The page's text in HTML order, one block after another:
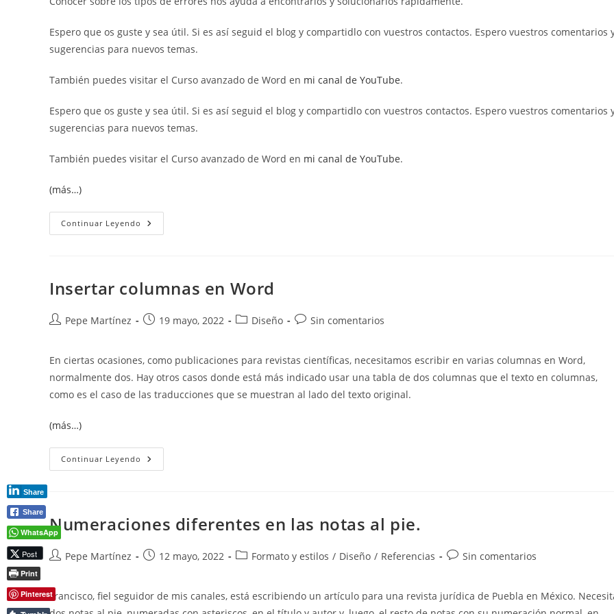
Espero que os guste y sea útil. Si es así seguid el blog y compartidlo con vuestros contactos. Espero vuestros comentarios
sugerencias para nuevos temas.
También puedes visitar el Curso avanzado de Word en mi canal de YouTube.
Espero que os guste y sea útil. Si es así seguid el blog y compartidlo con vuestros contactos. Espero vuestros comentarios
sugerencias para nuevos temas.
También puedes visitar el Curso avanzado de Word en mi canal de YouTube.
(más…)
Continuar Leyendo Tipos
De
Insertar columnas en Word
Autor
entrada:
Pepe Martínez
Publicación
entrada:
19 mayo, 2022
Categoría
entrada:
Diseño
Comentarios
entrada:
Sin comentarios
En ciertas ocasiones, como publicaciones para revistas científicas, necesitamos escribir en varias columnas en Word,
normalmente dos. Hay otros casos donde está más indicado usar una tabla de dos columnas que el texto en columnas,
como es el caso de las traducciones que se muestran al lado del texto original.
(más…)
Continuar Leyendo Insertar
Columnas
Numeraciones diferentes en las notas al pie.
Autor
entrada:
Pepe Martínez
Publicación
entrada:
12 mayo, 2022
Categoría
entrada:
Formato y estilos / Diseño / Referencias
Comentarios
entrada:
Sin comentarios
Francisco, fiel seguidor de mis canales, está escribiendo un artículo para una revista jurídica de Puebla en México.
Share
Share
WhatsApp
Post
Print
Pinterest